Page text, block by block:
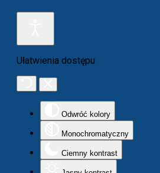
Ułatwienia dostępu
Odwróć kolory
Monochromatyczny
Ciemny kontrast